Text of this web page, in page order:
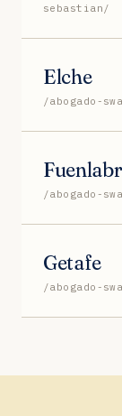
sebastian/
Elche
/abogado-
/abogado-
Getafe
/abogado-